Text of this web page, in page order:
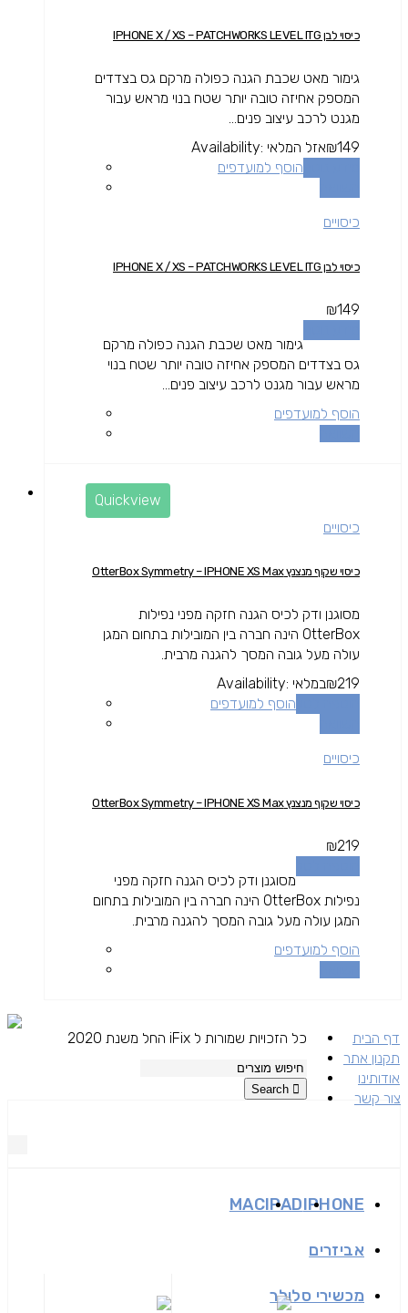
כיסוי לבן IPHONE X / XS – PATCHWORKS LEVEL ITG
גימור מאט שכבת הגנה כפולה מרקם גס בצדדים
המספק אחיזה טובה יותר שטח בנוי מראש עבור
מגנט לרכב עיצוב פנים...
₪149
Availability: אזל המלאי
הוסף למועדפים
כיסויים
כיסוי לבן IPHONE X / XS – PATCHWORKS LEVEL ITG
₪149
גימור מאט שכבת הגנה כפולה מרקם
גס בצדדים המספק אחיזה טובה יותר שטח בנוי
מראש עבור מגנט לרכב עיצוב פנים...
הוסף למועדפים
Quickview
כיסויים
כיסוי שקוף מנצנץ OtterBox Symmetry – IPHONE XS Max
מסוגנן ודק לכיס הגנה חזקה מפני נפילות
OtterBox הינה חברה בין המובילות בתחום המגן
עולה מעל גובה המסך להגנה מרבית.
₪219
Availability: במלאי
הוסף למועדפים
כיסויים
כיסוי שקוף מנצנץ OtterBox Symmetry – IPHONE XS Max
₪219
מסוגנן ודק לכיס הגנה חזקה מפני
נפילות OtterBox הינה חברה בין המובילות בתחום
המגן עולה מעל גובה המסך להגנה מרבית.
הוסף למועדפים
דף הבית
תקנון אתר
אודותינו
צור קשר
כל הזכויות שמורות ל iFix החל משנת 2020
IPHONE
IPAD
MAC
אביזרים
מכשירי סלולר
Search